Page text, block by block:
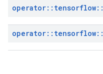
operator:: tensorflow::
operator:: tensorflow::